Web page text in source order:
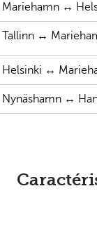
Mariehamn ↔
Tallinn ↔
Helsinki ↔
Nynäshamn ↔